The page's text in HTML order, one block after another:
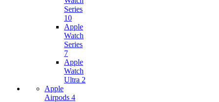
Series
10
Apple
Watch
Series
7
Apple
Watch
Ultra 2
Apple
Airpods 4